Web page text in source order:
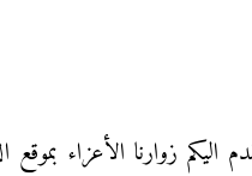
اليكم زوارنا الأعزاء